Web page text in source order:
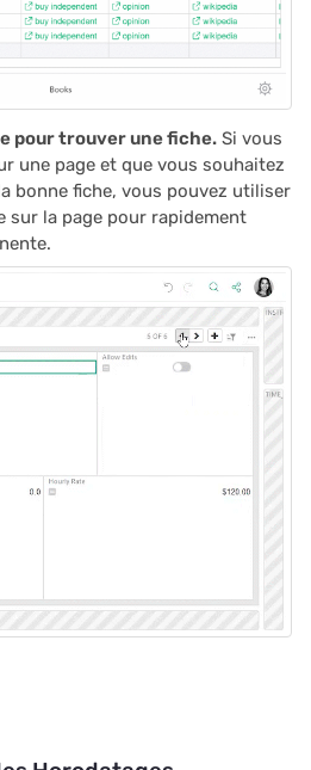
pour trouver une fiche. Si vous
une page et que vous souhaitez
bonne fiche, vous pouvez utiliser
sur la page pour rapidement